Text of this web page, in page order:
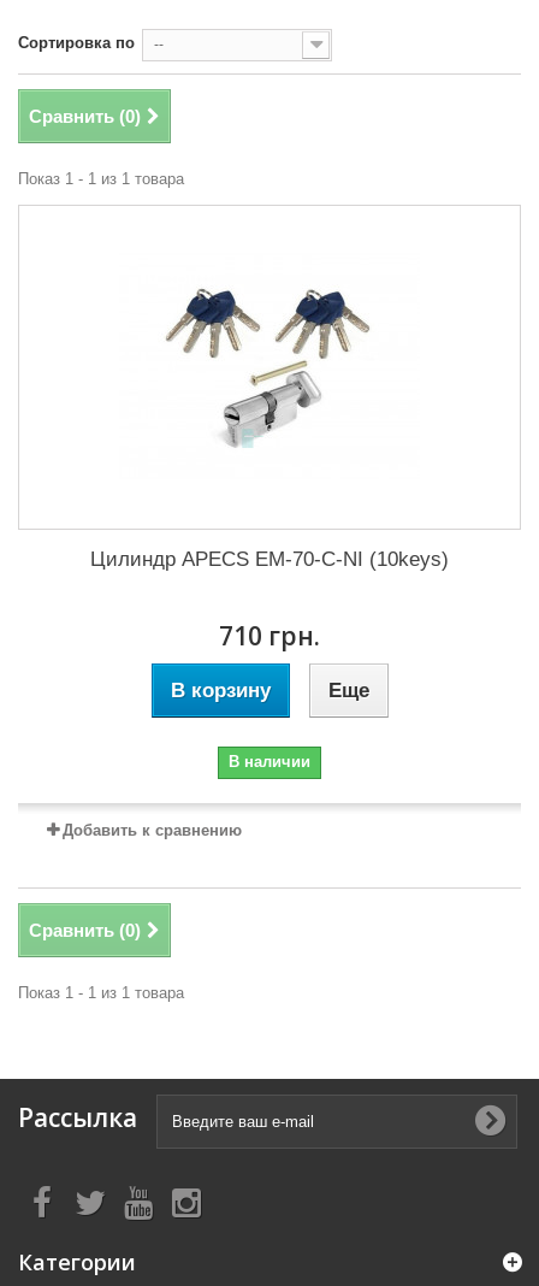
Сортировка по --
Сравнить (0)
Показ 1 - 1 из 1 товара
Цилиндр APECS EM-70-C-NI (10keys)
710 грн.
В корзину Еще
В наличии
Добавить к сравнению
Сравнить (0)
Показ 1 - 1 из 1 товара
Рассылка
Категории